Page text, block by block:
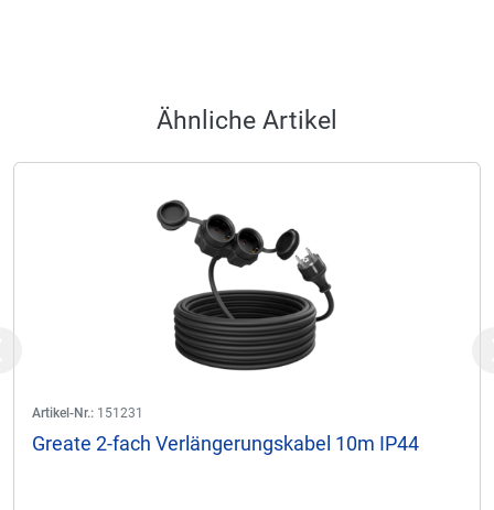
Ähnliche Artikel
Artikel-Nr.: 151231
Greate 2-fach Verlängerungskabel 10m IP44